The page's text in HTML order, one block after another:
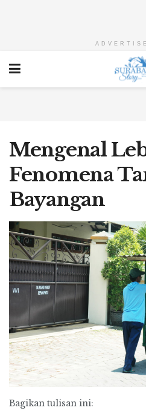
Mengenal
Fenomena
Bayangan
Bagikan tulisan ini: